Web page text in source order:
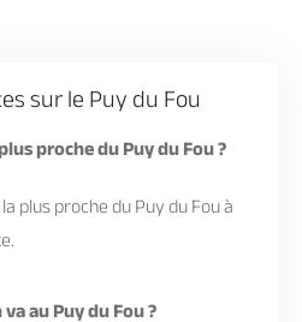
sur le Puy du Fou
proche du Puy du Fou ?
plus proche du Puy du Fou à
au Puy du Fou ?